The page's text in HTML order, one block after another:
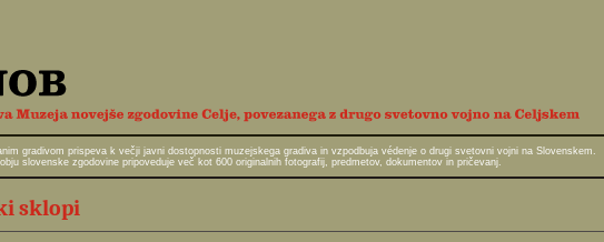
gradivom prispeva k večji javni dostopnosti muzejskega gradiva in vzpodbuja védenje o drugi svetovni vojni na Slovenskem.
slovenske zgodovine pripoveduje več kot 600 originalnih fotografij, predmetov, dokumentov in pričevanj.
sklopi